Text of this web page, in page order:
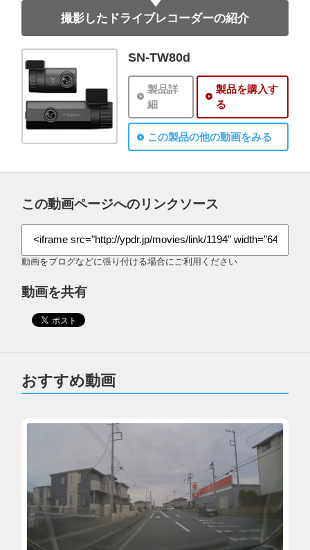
撮影したドライブレコーダーの紹介
SN-TW80d
製品詳
細
製品を購入す
る
この製品の他の動画をみる
この動画ページへのリンクソース
動画をブログなどに張り付ける場合にご利用ください
動画を共有
おすすめ動画